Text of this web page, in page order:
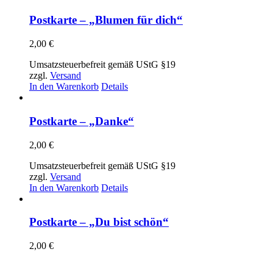
mehrere
Optionen
können
auf
gewählt
werden
Postkarte – „Blumen für dich“
2,00 €
Umsatzsteuerbefreit gemäß UStG §19
zzgl. Versand
In den Warenkorb Details
Postkarte – „Danke“
2,00 €
Umsatzsteuerbefreit gemäß UStG §19
zzgl. Versand
In den Warenkorb Details
Postkarte – „Du bist schön“
2,00 €